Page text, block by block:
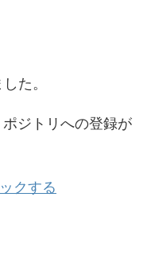
た。
ジトリへの登録が
クする